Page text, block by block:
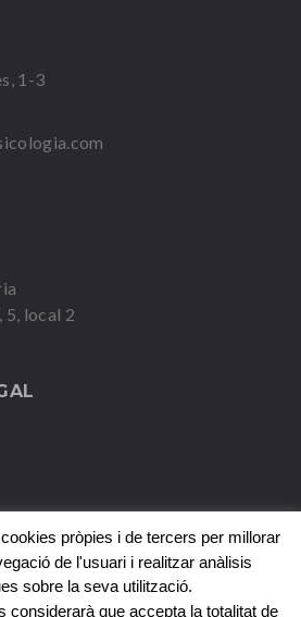
1-3
5, local 2
pròpies i de tercers per millorar
de l'usuari i realitzar anàlisis
sobre la seva utilització.
considerarà que accepta la totalitat de